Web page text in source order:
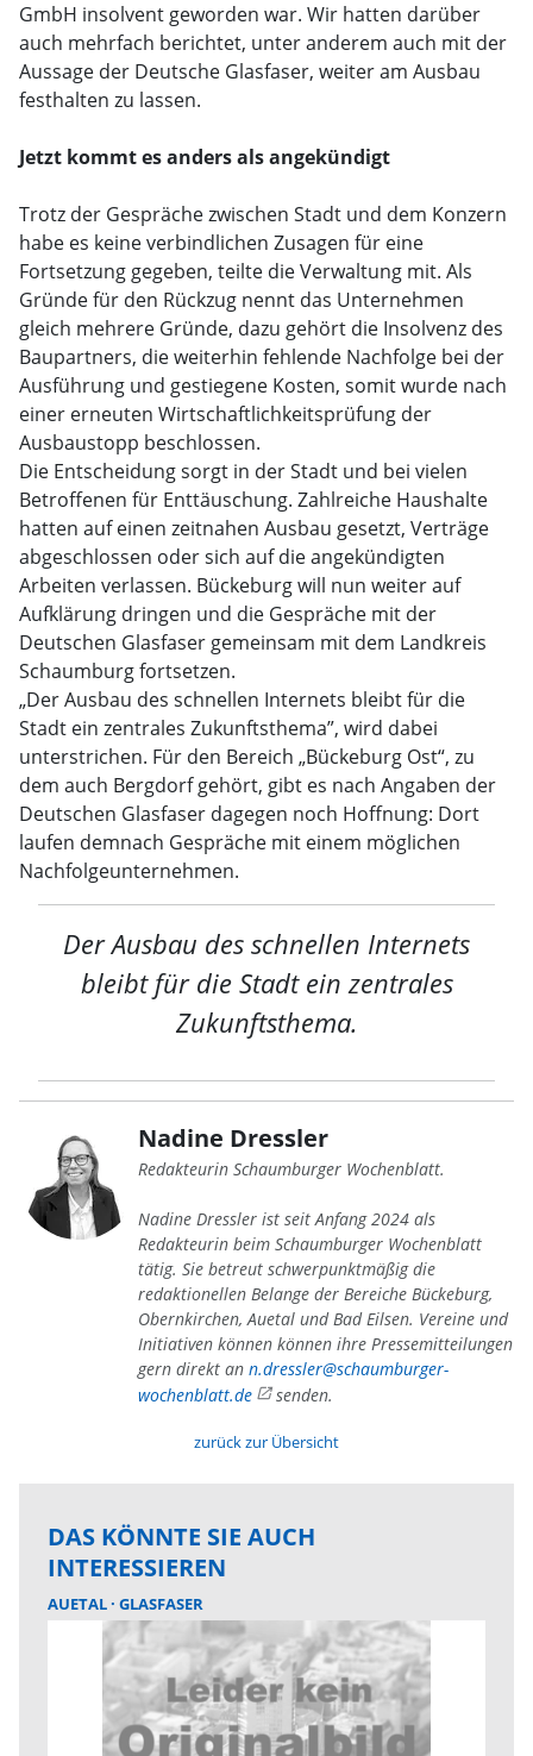
GmbH insolvent geworden war. Wir hatten darüber
auch mehrfach berichtet, unter anderem auch mit der
Aussage der Deutsche Glasfaser, weiter am Ausbau
festhalten zu lassen.
Jetzt kommt es anders als angekündigt
Trotz der Gespräche zwischen Stadt und dem Konzern
habe es keine verbindlichen Zusagen für eine
Fortsetzung gegeben, teilte die Verwaltung mit. Als
Gründe für den Rückzug nennt das Unternehmen
gleich mehrere Gründe, dazu gehört die Insolvenz des
Baupartners, die weiterhin fehlende Nachfolge bei der
Ausführung und gestiegene Kosten, somit wurde nach
einer erneuten Wirtschaftlichkeitsprüfung der
Ausbaustopp beschlossen.
Die Entscheidung sorgt in der Stadt und bei vielen
Betroffenen für Enttäuschung. Zahlreiche Haushalte
hatten auf einen zeitnahen Ausbau gesetzt, Verträge
abgeschlossen oder sich auf die angekündigten
Arbeiten verlassen. Bückeburg will nun weiter auf
Aufklärung dringen und die Gespräche mit der
Deutschen Glasfaser gemeinsam mit dem Landkreis
Schaumburg fortsetzen.
„Der Ausbau des schnellen Internets bleibt für die
Stadt ein zentrales Zukunftsthema”, wird dabei
unterstrichen. Für den Bereich „Bückeburg Ost“, zu
dem auch Bergdorf gehört, gibt es nach Angaben der
Deutschen Glasfaser dagegen noch Hoffnung: Dort
laufen demnach Gespräche mit einem möglichen
Nachfolgeunternehmen.
Der Ausbau des schnellen Internets
bleibt für die Stadt ein zentrales
Zukunftsthema.
Nadine Dressler
Redakteurin Schaumburger Wochenblatt.
Nadine Dressler ist seit Anfang 2024 als
Redakteurin beim Schaumburger Wochenblatt
tätig. Sie betreut schwerpunktmäßig die
redaktionellen Belange der Bereiche Bückeburg,
Obernkirchen, Auetal und Bad Eilsen. Vereine und
Initiativen können können ihre Pressemitteilungen
gern direkt an n.dressler@schaumburger-
wochenblatt.de
senden.
zurück zur Übersicht
DAS KÖNNTE SIE AUCH
INTERESSIEREN
AUETAL GLASFASER